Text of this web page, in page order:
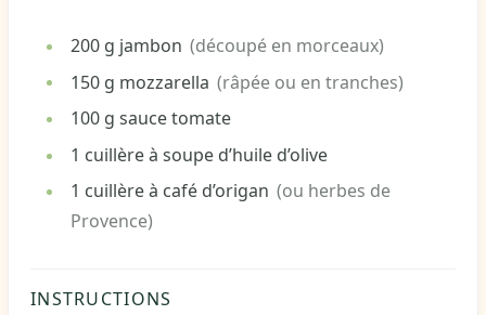
200 g jambon (découpé en morceaux)
150 g mozzarella (râpée ou en tranches)
100 g sauce tomate
1 cuillère à soupe d’huile d’olive
1 cuillère à café d’origan (ou herbes de
Provence)
INSTRUCTIONS